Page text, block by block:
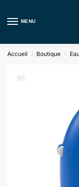
MENU
Accueil / Boutique /